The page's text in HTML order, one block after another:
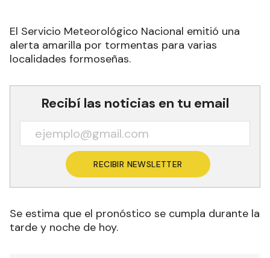
El Servicio Meteorológico Nacional emitió una
alerta amarilla por tormentas para varias
localidades formoseñas.
Recibí las noticias en tu email
RECIBIR NEWSLETTER
Se estima que el pronóstico se cumpla durante la
tarde y noche de hoy.